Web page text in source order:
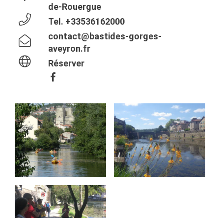
de-Rouergue
Tel. +33536162000
contact@bastides-gorges-
aveyron.fr
Réserver